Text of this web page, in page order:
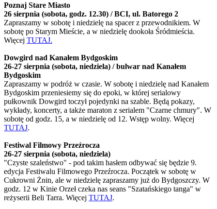
Poznaj Stare Miasto
26 sierpnia (sobota, godz. 12.30) / BCI, ul. Batorego 2
Zapraszamy w sobotę i niedzielę na spacer z przewodnikiem. W
sobotę po Starym Mieście, a w niedzielę dookoła Śródmieścia.
Więcej TUTAJ.
Dowgird nad Kanałem Bydgoskim
26-27 sierpnia (sobota, niedziela) / bulwar nad Kanałem
Bydgoskim
Zapraszamy w podróż w czasie. W sobotę i niedzielę nad Kanałem
Bydgoskim przeniesiemy się do epoki, w której serialowy
pułkownik Dowgird toczył pojedynki na szable. Będą pokazy,
wykłady, koncerty, a także maraton z serialem "Czarne chmury". W
sobotę od godz. 15, a w niedzielę od 12. Wstęp wolny. Więcej
TUTAJ.
Festiwal Filmowy Przeźrocza
26-27 sierpnia (sobota, niedziela)
"Czyste szaleństwo" - pod takim hasłem odbywać się będzie 9.
edycja Festiwalu Filmowego Przeźrocza. Początek w sobotę w
Cukrowni Żnin, ale w niedzielę zapraszamy już do Bydgoszczy. W
godz. 12 w Kinie Orzeł czeka nas seans "Szatańskiego tanga" w
reżyserii Beli Tarra. Więcej TUTAJ.